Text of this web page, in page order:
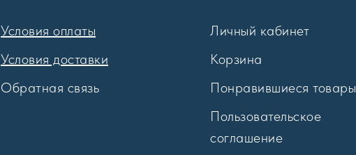
Условия оплаты
Условия доставки
Обратная связь
Личный кабинет
Корзина
Понравившиеся товары
Пользовательское
соглашение